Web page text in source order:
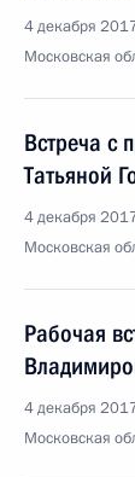
4 декабря
Московская
Встреча с
Татьяной
4 декабря
Московская
Рабочая
4 декабря
Московская